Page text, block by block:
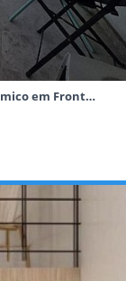
em Front